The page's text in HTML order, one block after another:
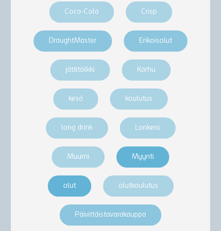
Coca-Cola Crisp
DraughtMaster Erikoisolut
jättitölkki Karhu
kesä koulutus
long drink Lonkero
Muumi Myynti
olut olutkoulutus
Päivittäistavarakauppa